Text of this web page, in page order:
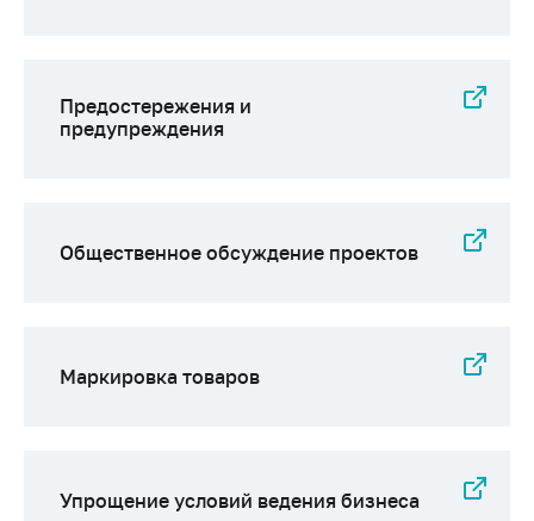
Предостережения и
предупреждения
Общественное обсуждение проектов
Маркировка товаров
Упрощение условий ведения бизнеса